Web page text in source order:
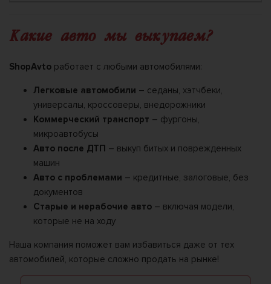
Какие авто мы выкупаем?
ShopAvto работает с любыми автомобилями:
Легковые автомобили – седаны, хэтчбеки,
универсалы, кроссоверы, внедорожники
Коммерческий транспорт – фургоны,
микроавтобусы
Авто после ДТП – выкуп битых и поврежденных
машин
Авто с проблемами – кредитные, залоговые, без
документов
Старые и нерабочие авто – включая модели,
которые не на ходу
Наша компания поможет вам избавиться даже от тех
автомобилей, которые сложно продать на рынке!